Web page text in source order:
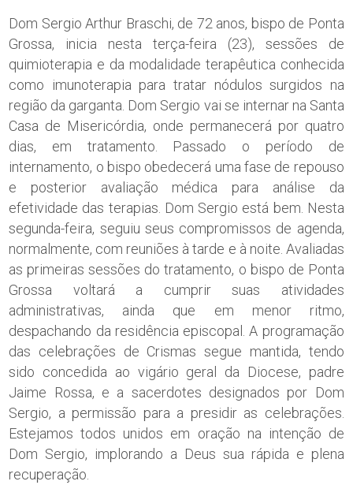
Dom Sergio Arthur Braschi, de 72 anos, bispo de Ponta
Grossa, inicia nesta terça-feira (23), sessões de
quimioterapia e da modalidade terapêutica conhecida
como imunoterapia para tratar nódulos surgidos na
região da garganta. Dom Sergio vai se internar na Santa
Casa de Misericórdia, onde permanecerá por quatro
dias, em tratamento. Passado o período de
internamento, o bispo obedecerá uma fase de repouso
e posterior avaliação médica para análise da
efetividade das terapias. Dom Sergio está bem. Nesta
segunda-feira, seguiu seus compromissos de agenda,
normalmente, com reuniões à tarde e à noite. Avaliadas
as primeiras sessões do tratamento, o bispo de Ponta
Grossa voltará a cumprir suas atividades
administrativas, ainda que em menor ritmo,
despachando da residência episcopal. A programação
das celebrações de Crismas segue mantida, tendo
sido concedida ao vigário geral da Diocese, padre
Jaime Rossa, e a sacerdotes designados por Dom
Sergio, a permissão para a presidir as celebrações.
Estejamos todos unidos em oração na intenção de
Dom Sergio, implorando a Deus sua rápida e plena
recuperação.